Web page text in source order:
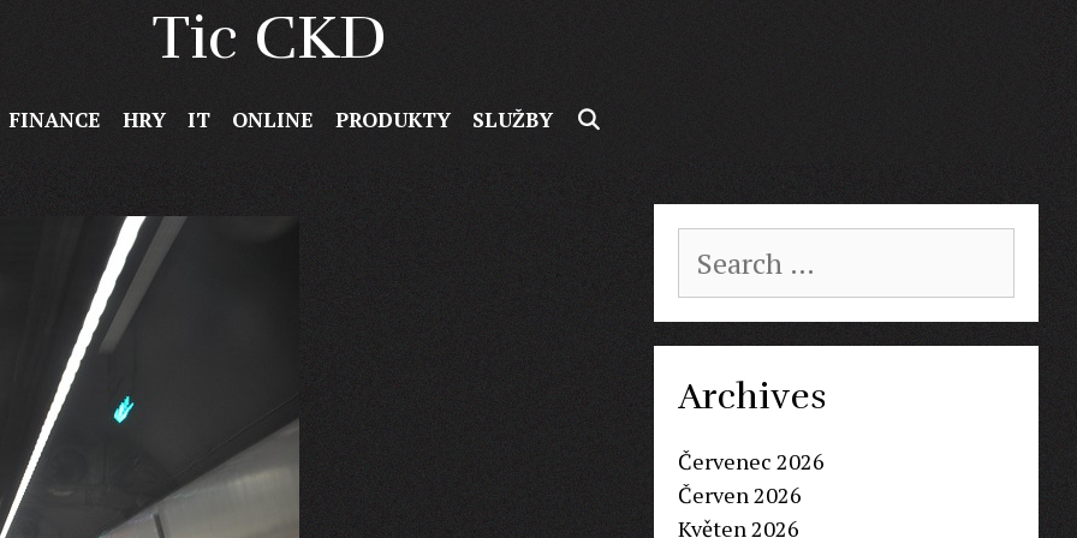
Tic CKD
FINANCE HRY IT ONLINE PRODUKTY SLUŽBY
for:
Archives
Červenec 2026
Červen 2026
Květen 2026